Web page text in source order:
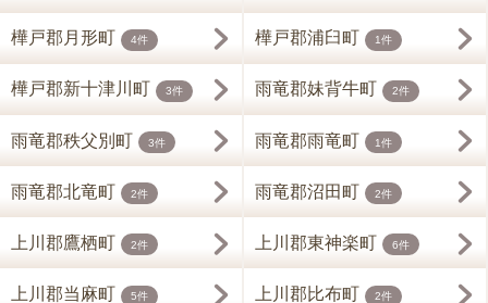
樺戸郡月形町 4件 樺戸郡浦臼町 1件
樺戸郡新十津川町 3件 雨竜郡妹背牛町 2件
雨竜郡秩父別町 3件 雨竜郡雨竜町 1件
雨竜郡北竜町 2件 雨竜郡沼田町 2件
上川郡鷹栖町 2件 上川郡東神楽町 6件
上川郡当麻町 5件 上川郡比布町 2件